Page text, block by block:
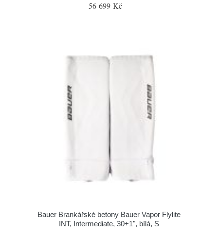
56 699 Kč
Bauer Brankářské betony Bauer Vapor Flylite
INT, Intermediate, 30+1", bílá, S